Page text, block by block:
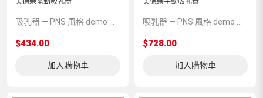
$434.00
加入購物車
$728.00
加入購物車